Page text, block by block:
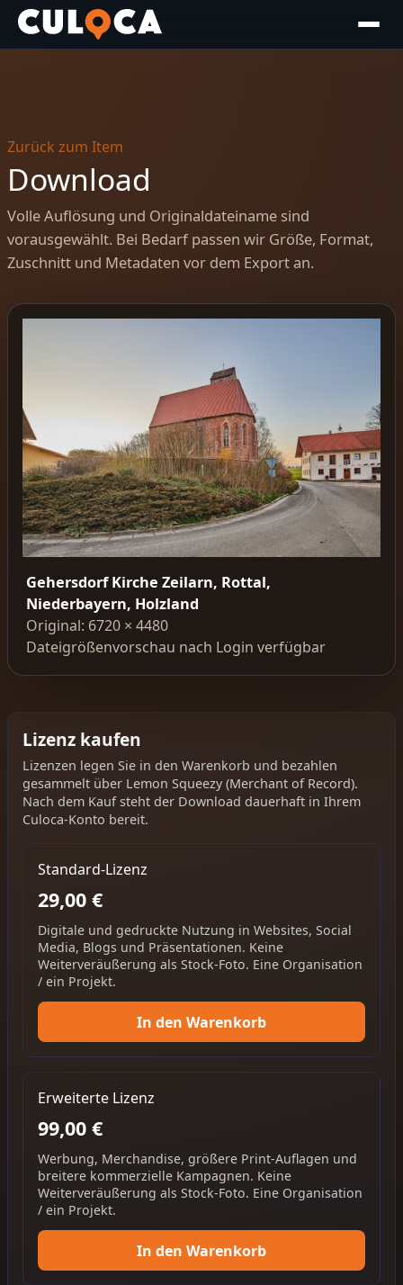
Zurück zum Item
Download
Volle Auflösung und Originaldateiname sind
vorausgewählt. Bei Bedarf passen wir Größe, Format,
Zuschnitt und Metadaten vor dem Export an.
Gehersdorf Kirche Zeilarn, Rottal,
Niederbayern, Holzland
Original: 6720 × 4480
Dateigrößenvorschau nach Login verfügbar
Lizenz kaufen
Lizenzen legen Sie in den Warenkorb und bezahlen
gesammelt über Lemon Squeezy (Merchant of Record).
Nach dem Kauf steht der Download dauerhaft in Ihrem
Culoca-Konto bereit.
Standard-Lizenz
29,00 €
Digitale und gedruckte Nutzung in Websites, Social
Media, Blogs und Präsentationen. Keine
Weiterveräußerung als Stock-Foto. Eine Organisation
/ ein Projekt.
In den Warenkorb
Erweiterte Lizenz
99,00 €
Werbung, Merchandise, größere Print-Auflagen und
breitere kommerzielle Kampagnen. Keine
Weiterveräußerung als Stock-Foto. Eine Organisation
/ ein Projekt.
In den Warenkorb